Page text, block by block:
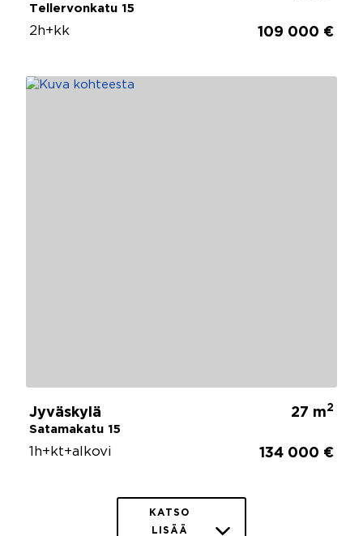
Tellervonkatu 15
2h+kk 109 000 €
Jyväskylä
Satamakatu 15
27 m2
1h+kt+alkovi 134 000 €
KATSO
LISÄÄ